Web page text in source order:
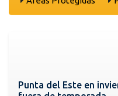
Punta del Este en